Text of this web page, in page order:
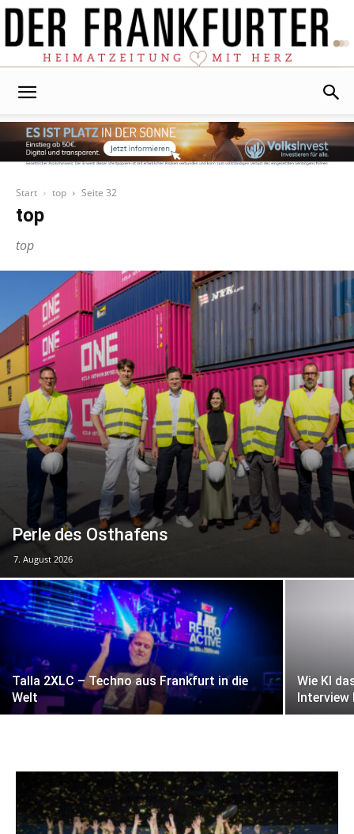
Start
top Seite 32
top
top
Perle des Osthafens
7. August 2026
Talla 2XLC – Techno aus Frankfurt in die
Welt
Wie KI